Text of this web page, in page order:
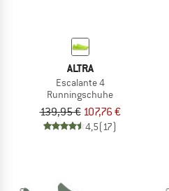
ALTRA
Escalante 4
Runningschuhe
139,95 € 107,76 €
4,5(17)